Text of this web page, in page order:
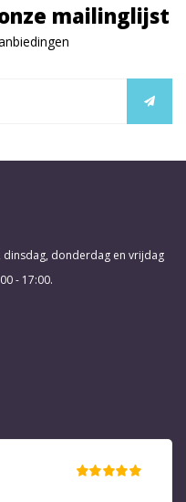
mailinglijst
dinsdag, donderdag en vrijdag
- 17:00.